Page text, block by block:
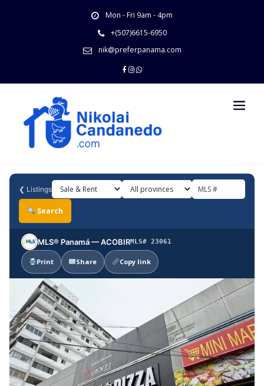
Mon - Fri 9am - 4pm
+(507)6615-6950
nik@preferpanama.com
❮ Listings
Search
MLS® Panamá — ACOBIRMLS# 23061
Print Share Copy link